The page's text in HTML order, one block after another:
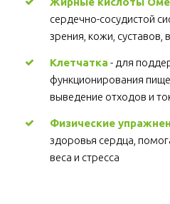
сердечно-сосудистой
зрения, кожи,
Клетчатка - для
функционирования
выведение отходов и
Физические
здоровья сердца,
веса и стресса